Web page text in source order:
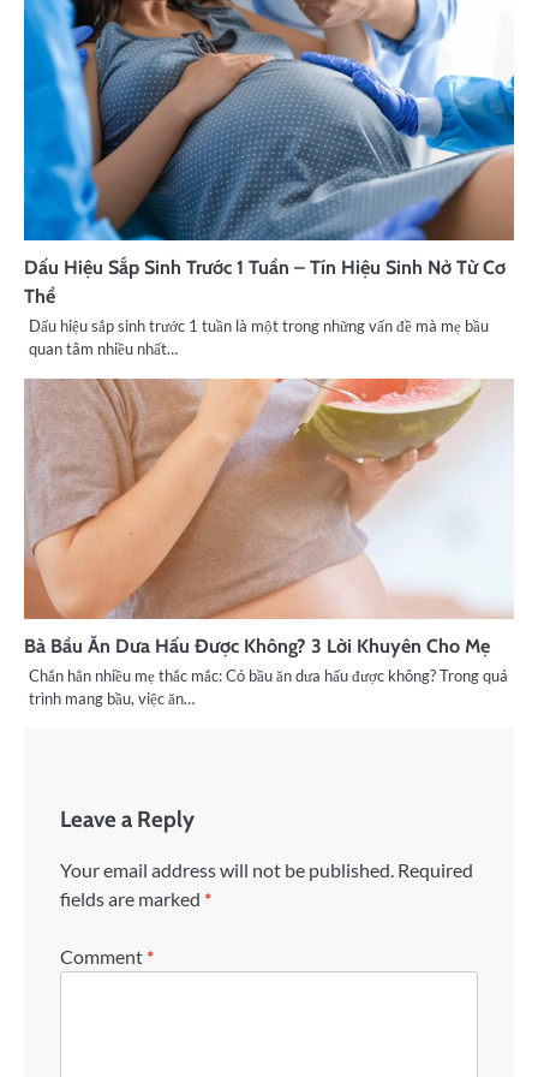
Dấu Hiệu Sắp Sinh Trước 1 Tuần – Tín Hiệu Sinh Nở Từ Cơ
Thể
Dấu hiệu sắp sinh trước 1 tuần là một trong những vấn đề mà mẹ bầu
quan tâm nhiều nhất…
Bà Bầu Ăn Dưa Hấu Được Không? 3 Lời Khuyên Cho Mẹ
Chắn hẳn nhiều mẹ thắc mắc: Có bầu ăn dưa hấu được không? Trong quá
trình mang bầu, việc ăn…
Leave a Reply
Your email address will not be published. Required
fields are marked *
Comment *